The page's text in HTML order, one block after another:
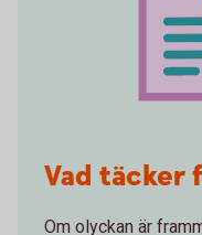
Vad täcker
Om olyckan är